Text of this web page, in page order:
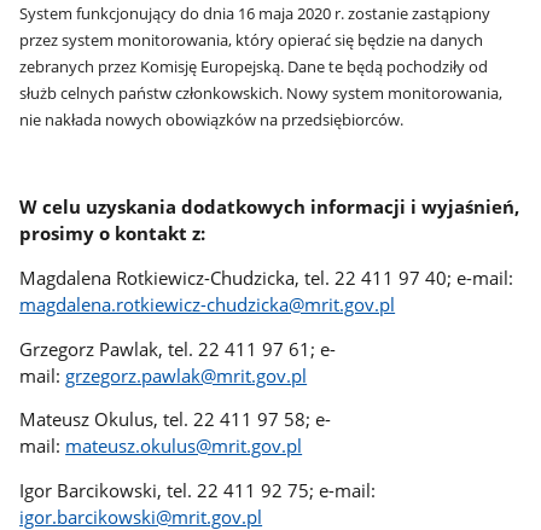
System funkcjonujący do dnia 16 maja 2020 r. zostanie zastąpiony
przez system monitorowania, który opierać się będzie na danych
zebranych przez Komisję Europejską. Dane te będą pochodziły od
służb celnych państw członkowskich. Nowy system monitorowania,
nie nakłada nowych obowiązków na przedsiębiorców.
W celu uzyskania dodatkowych informacji i wyjaśnień,
prosimy o kontakt z:
Magdalena Rotkiewicz-Chudzicka, tel. 22 411 97 40; e-mail:
magdalena.rotkiewicz-chudzicka@mrit.gov.pl
Grzegorz Pawlak, tel. 22 411 97 61; e-
mail: grzegorz.pawlak@mrit.gov.pl
Mateusz Okulus, tel. 22 411 97 58; e-
mail: mateusz.okulus@mrit.gov.pl
Igor Barcikowski, tel. 22 411 92 75; e-mail:
igor.barcikowski@mrit.gov.pl